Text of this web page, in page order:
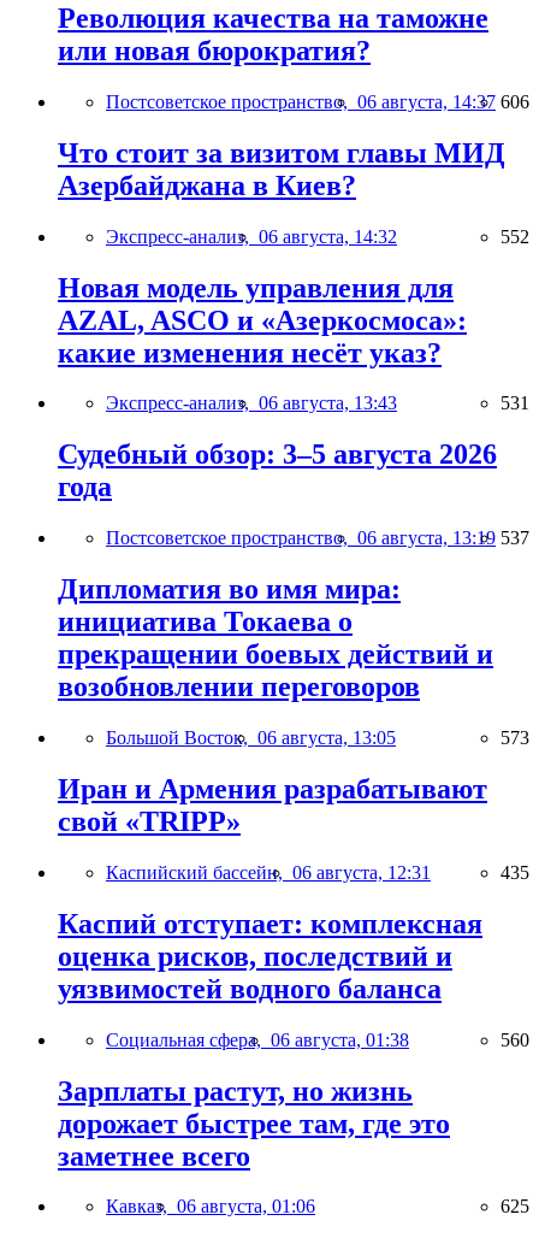
Революция качества на таможне
или новая бюрократия?
Постсоветское пространство, 06 августа, 14:37 606
Что стоит за визитом главы МИД
Азербайджана в Киев?
Экспресс-анализ, 06 августа, 14:32 552
Новая модель управления для
AZAL, ASCO и «Азеркосмоса»:
какие изменения несёт указ?
Экспресс-анализ, 06 августа, 13:43 531
Судебный обзор: 3–5 августа 2026
года
Постсоветское пространство, 06 августа, 13:19 537
Дипломатия во имя мира:
инициатива Токаева о
прекращении боевых действий и
возобновлении переговоров
Большой Восток, 06 августа, 13:05 573
Иран и Армения разрабатывают
свой «TRIPP»
Каспийский бассейн, 06 августа, 12:31 435
Каспий отступает: комплексная
оценка рисков, последствий и
уязвимостей водного баланса
Социальная сфера, 06 августа, 01:38 560
Зарплаты растут, но жизнь
дорожает быстрее там, где это
заметнее всего
Кавказ, 06 августа, 01:06 625